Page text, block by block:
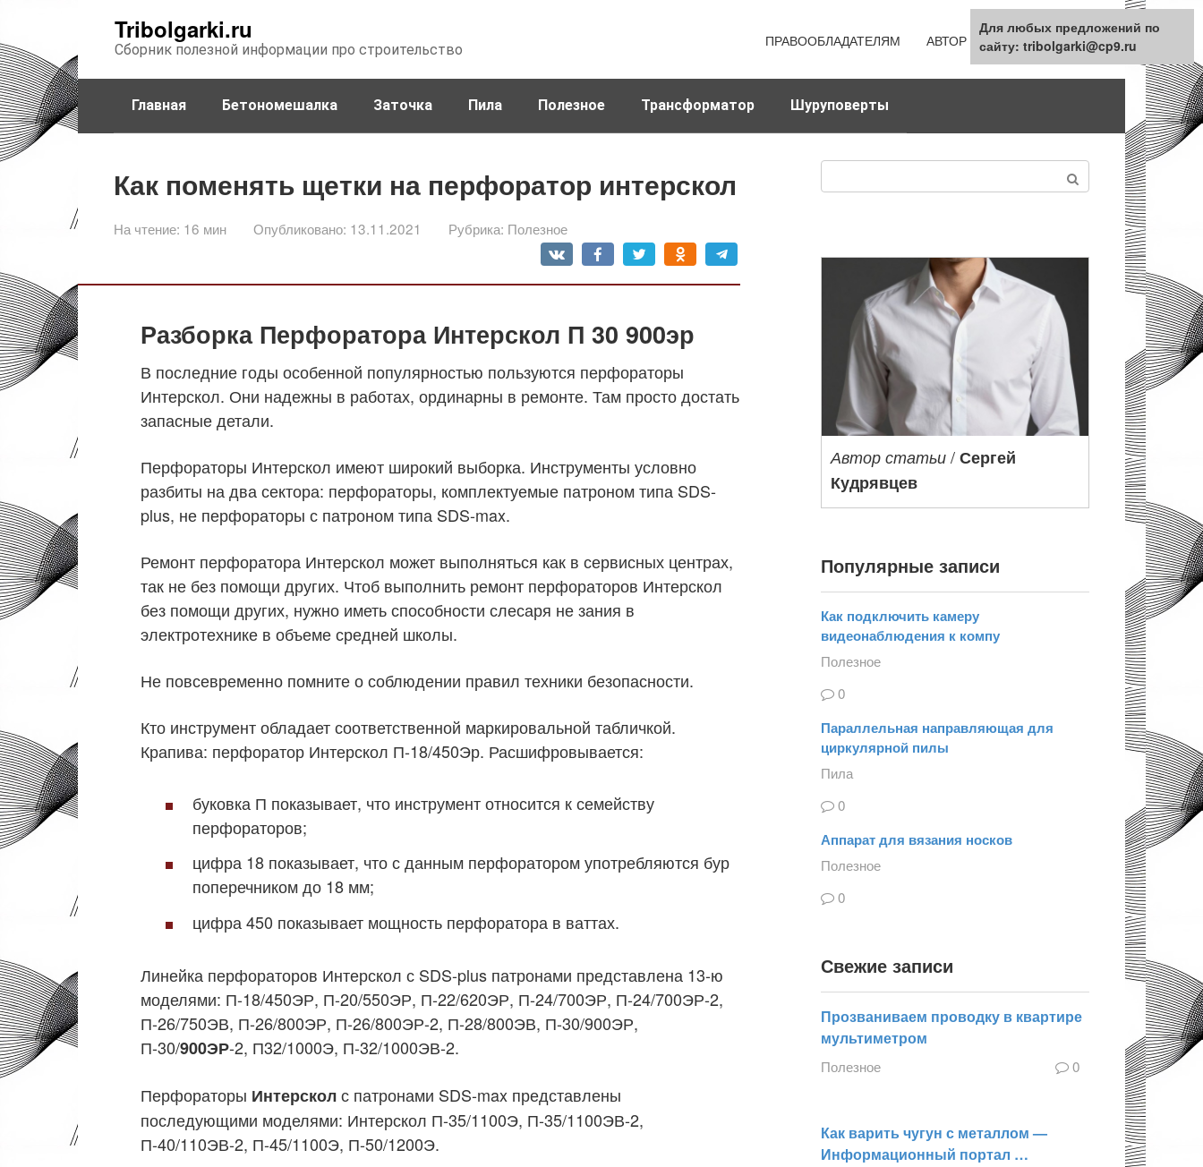
контенту
Tribolgarki.ru
Сборник полезной информации про строительство
ПРАВООБЛАДАТЕЛЯМ АВТОР КАРТА САЙТА
Главная Бетономешалка Заточка Пила Полезное Трансформатор Шуруповерты
Как поменять щетки на перфоратор интерскол
На чтение: 16 мин Опубликовано: 13.11.2021 Рубрика: Полезное
Разборка Перфоратора Интерскол П 30 900эр
В последние годы особенной популярностью пользуются перфораторы
Интерскол. Они надежны в работах, ординарны в ремонте. Там просто достать
запасные детали.
Перфораторы Интерскол имеют широкий выборка. Инструменты условно
разбиты на два сектора: перфораторы, комплектуемые патроном типа SDS-
plus, не перфораторы с патроном типа SDS-max.
Ремонт перфоратора Интерскол может выполняться как в сервисных центрах,
так не без помощи других. Чтоб выполнить ремонт перфораторов Интерскол
без помощи других, нужно иметь способности слесаря не зания в
электротехнике в объеме средней школы.
Не повсевременно помните о соблюдении правил техники безопасности.
Кто инструмент обладает соответственной маркировальной табличкой.
Крапива: перфоратор Интерскол П-18/450Эр. Расшифровывается:
буковка П показывает, что инструмент относится к семейству
перфораторов;
цифра 18 показывает, что с данным перфоратором употребляются бур
поперечником до 18 мм;
цифра 450 показывает мощность перфоратора в ваттах.
Линейка перфораторов Интерскол с SDS-plus патронами представлена 13-ю
моделями: П-18/450ЭР, П-20/550ЭР, П-22/620ЭР, П-24/700ЭР, П-24/700ЭР-2,
П-26/750ЭВ, П-26/800ЭР, П-26/800ЭР-2, П-28/800ЭВ, П-30/900ЭР,
П-30/900ЭР-2, П32/1000Э, П-32/1000ЭВ-2.
Перфораторы Интерсколс патронами SDS-max представлены
последующими моделями: Интерскол П-35/1100Э, П-35/1100ЭВ-2,
П-40/110ЭВ-2, П-45/1100Э, П-50/1200Э.
Автор статьи /Сергей
Кудрявцев
Популярные записи
Как подключить камеру
видеонаблюдения к компу
Полезное
0
Параллельная направляющая для
циркулярной пилы
Пила
0
Аппарат для вязания носков
Полезное
0
Свежие записи
Прозваниваем проводку в квартире
мультиметром
Полезное 0
Как варить чугун с металлом —
Информационный портал …
Для любых предложений по
сайту: tribolgarki@cp9.ru